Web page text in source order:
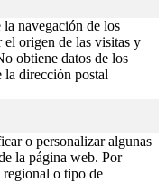
navegación de los
origen de las visitas y
obtiene datos de los
la dirección postal
o personalizar algunas
la página web. Por
o tipo de